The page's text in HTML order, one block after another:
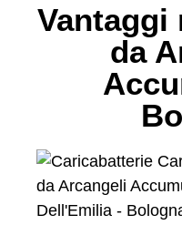
Vantaggi
da